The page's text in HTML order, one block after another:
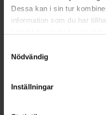
Dessa kan i sin tur
information som du har
återkalla ditt samtycke via
cookieinställningar. Ett
lagligheten av behandling
Nödvändig
Inställningar
EAN:
Kronans Apotek finns här
syd till Lappland i norr, och